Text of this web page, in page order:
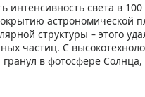
света в 100
астрономической
структуры – этого
частиц. С
в фотосфере Солнца,